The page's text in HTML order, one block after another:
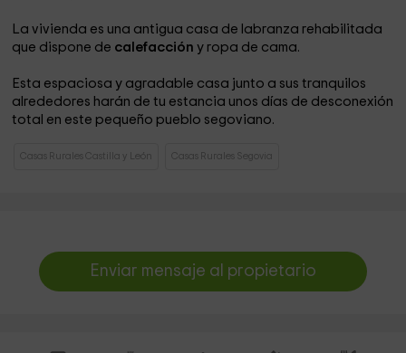
La vivienda es una antigua casa de labranza rehabilitada
que dispone de calefaccióny ropa de cama.
Esta espaciosa y agradable casa junto a sus tranquilos
alrededores harán de tu estancia unos días de desconexión
total en este pequeño pueblo segoviano.
Casas Rurales Castilla y León Casas Rurales Segovia
Enviar mensaje al propietario